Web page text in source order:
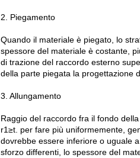
2. Piegamento
Quando il materiale è piegato, lo
spessore del materiale è costante,
di trazione del raccordo esterno
della parte piegata la progettazione
3. Allungamento
Raggio del raccordo fra il fondo
r1≥t. per fare più uniformemente,
dovrebbe essere inferiore o uguale
sforzo differenti, lo spessore del